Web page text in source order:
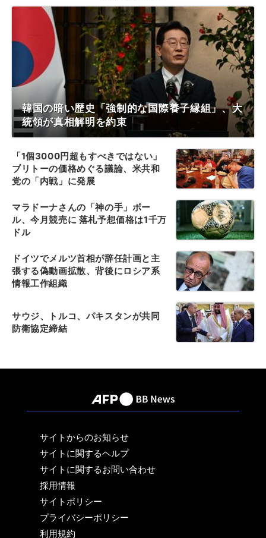
韓国の暗い歴史「強制的な国際養子縁組」、大
統領が真相解明を約束
「1個3000円超もすべきではない」
ブリトーの価格めぐる議論、米共和
党の「内戦」に発展
マラドーナさんの「神の手」ボー
ル、今月競売に 落札予想価格は1千万
ドル
ドイツでメルツ首相が辞任計画と主
張する偽動画拡散、背後にロシア系
情報工作組織
サウジ、トルコ、パキスタンが共同
防衛協定締結
サイトからのお知らせ
サイトに関するヘルプ
サイトに関するお問い合わせ
採用情報
サイトポリシー
プライバシーポリシー
利用規約